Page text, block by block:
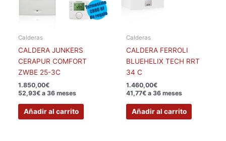
Calderas
CALDERA JUNKERS
CERAPUR COMFORT
ZWBE 25-3C
1.850,00€
52,93€ a 36 meses
Añadir al carrito
Calderas
CALDERA FERROLI
BLUEHELIX TECH RRT
34 C
1.460,00€
41,77€ a 36 meses
Añadir al carrito